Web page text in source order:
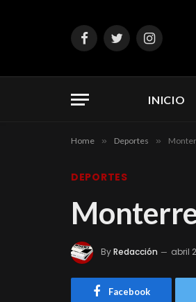
FacebookTwitterInstagram
INICIO
Home » Deportes »
DEPORTES
ByRedacción abril
Facebook